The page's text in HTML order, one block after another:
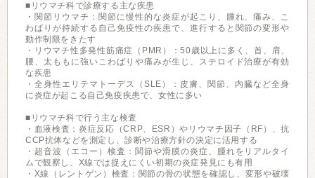
■リウマチ科で診療する主な疾患
・関節リウマチ：関節に慢性的な炎症が起こり、腫れ、痛み、こ
わばりが持続する自己免疫性の疾患で、進行すると関節の変形や
動作制限をきたす
・リウマチ性多発性筋痛症（PMR）：50歳以上に多く、首、肩、
腰、太ももに強いこわばりや痛みが生じ、ステロイド治療が有効
な疾患
・全身性エリテマトーデス（SLE）：皮膚、関節、内臓など全身
に炎症が起こる自己免疫疾患で、女性に多い
■リウマチ科で行う主な検査
・血液検査：炎症反応（CRP、ESR）やリウマチ因子（RF）、抗
CCP抗体などを測定し、診断や治療方針の決定に活用する
・超音波（エコー）検査：関節や滑膜の炎症、腫れをリアルタイ
ムで観察し、X線では捉えにくい初期の炎症発見にも有用
・X線（レントゲン）検査：関節の骨の状態を確認し、変形や破壊